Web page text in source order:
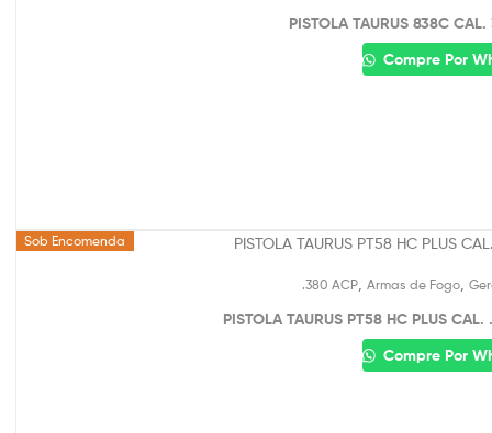
PISTOLA TAURUS 838C
Compre Por
Sob Encomenda
.380 ACP, Armas de Fogo,
PISTOLA TAURUS PT58 HC PLUS
Compre Por